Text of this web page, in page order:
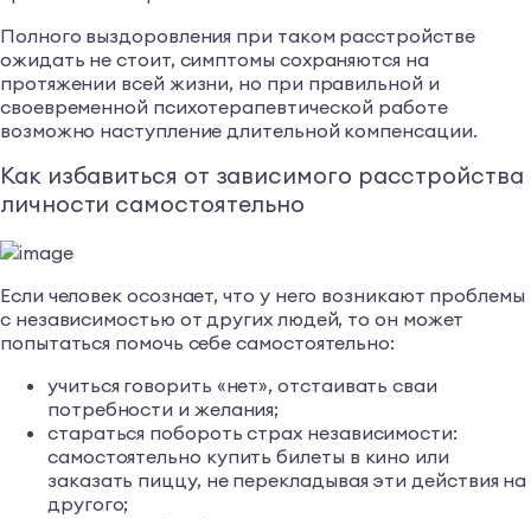
Полного выздоровления при таком расстройстве
ожидать не стоит, симптомы сохраняются на
протяжении всей жизни, но при правильной и
своевременной психотерапевтической работе
возможно наступление длительной компенсации.
Как избавиться от зависимого расстройства
личности самостоятельно
Если человек осознает, что у него возникают проблемы
с независимостью от других людей, то он может
попытаться помочь себе самостоятельно:
учиться говорить «нет», отстаивать сваи
потребности и желания;
стараться побороть страх независимости:
самостоятельно купить билеты в кино или
заказать пиццу, не перекладывая эти действия на
другого;